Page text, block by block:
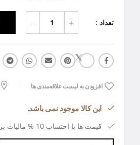
تعداد :
افزودن به لیست علاقه‌مندی ها
این کالا موجود نمی باشد.
قیمت ها با احتساب 10 % مالیات بر ارزش افزوده می باشد.